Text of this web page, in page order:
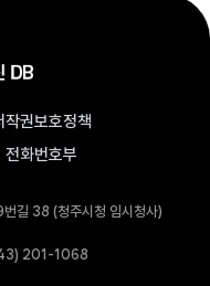
작권보호정책
전화번호부
길 38 (청주시청 임시청사)
201-1068